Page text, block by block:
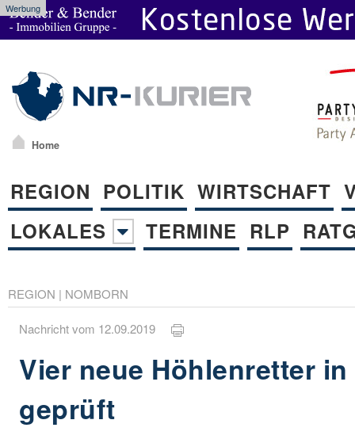
Werbung
Home
REGION POLITIK WIRTSCHAFT
LOKALES
TERMINE RLP
REGION | NOMBORN
Nachricht vom 12.09.2019
Vier neue Höhlenretter
geprüft